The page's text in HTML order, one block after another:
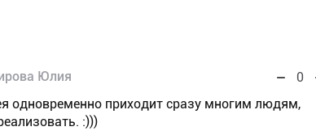
Юлия
0
одновременно приходит сразу многим людям,
:)))